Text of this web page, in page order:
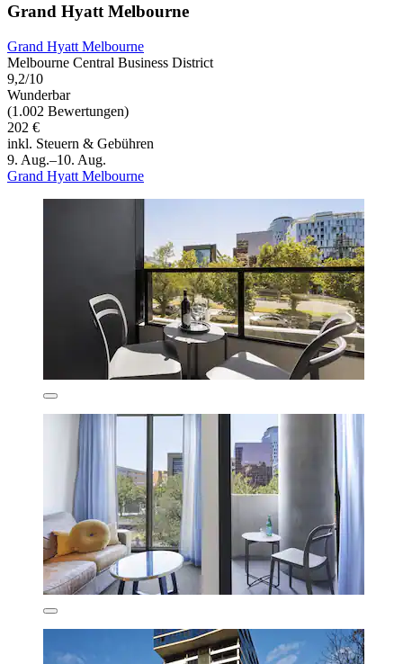
Grand Hyatt Melbourne
Grand Hyatt Melbourne
Melbourne Central Business District
9,2/10
Wunderbar
(1.002 Bewertungen)
202 €
inkl. Steuern & Gebühren
9. Aug.–10. Aug.
Grand Hyatt Melbourne